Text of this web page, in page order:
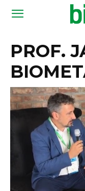
Magazyn
PROF.